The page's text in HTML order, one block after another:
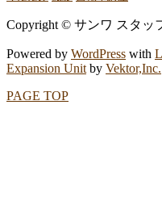
Copyright © サンワ スタッ
Powered by WordPress with
Expansion Unit by Vektor,Inc.
PAGE TOP